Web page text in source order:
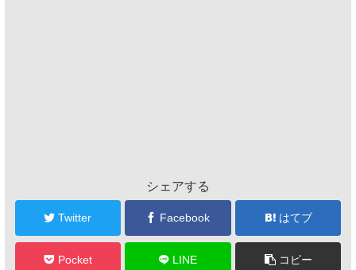
シェアする
Twitter Facebook はてブ
Pocket LINE コピー